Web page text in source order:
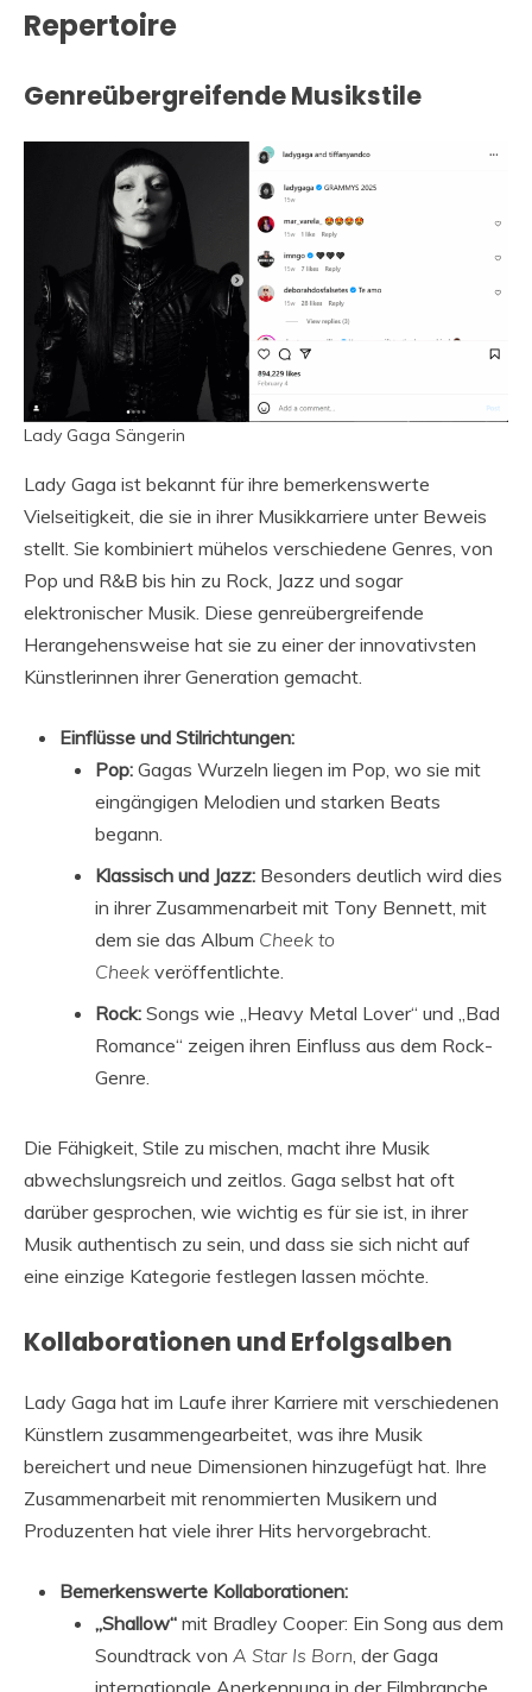
Repertoire
Genreübergreifende Musikstile
Lady Gaga Sängerin
Lady Gaga ist bekannt für ihre bemerkenswerte
Vielseitigkeit, die sie in ihrer Musikkarriere unter Beweis
stellt. Sie kombiniert mühelos verschiedene Genres, von
Pop und R&B bis hin zu Rock, Jazz und sogar
elektronischer Musik. Diese genreübergreifende
Herangehensweise hat sie zu einer der innovativsten
Künstlerinnen ihrer Generation gemacht.
Einflüsse und Stilrichtungen:
Pop: Gagas Wurzeln liegen im Pop, wo sie mit
eingängigen Melodien und starken Beats
begann.
Klassisch und Jazz: Besonders deutlich wird dies
in ihrer Zusammenarbeit mit Tony Bennett, mit
dem sie das Album Cheek to
Cheek veröffentlichte.
Rock: Songs wie „Heavy Metal Lover“ und „Bad
Romance“ zeigen ihren Einfluss aus dem Rock-
Genre.
Die Fähigkeit, Stile zu mischen, macht ihre Musik
abwechslungsreich und zeitlos. Gaga selbst hat oft
darüber gesprochen, wie wichtig es für sie ist, in ihrer
Musik authentisch zu sein, und dass sie sich nicht auf
eine einzige Kategorie festlegen lassen möchte.
Kollaborationen und Erfolgsalben
Lady Gaga hat im Laufe ihrer Karriere mit verschiedenen
Künstlern zusammengearbeitet, was ihre Musik
bereichert und neue Dimensionen hinzugefügt hat. Ihre
Zusammenarbeit mit renommierten Musikern und
Produzenten hat viele ihrer Hits hervorgebracht.
Bemerkenswerte Kollaborationen:
„Shallow“ mit Bradley Cooper: Ein Song aus dem
Soundtrack von A Star Is Born, der Gaga